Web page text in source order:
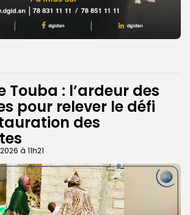
Touba : l’ardeur des
pour relever le défi
des
à 11h21